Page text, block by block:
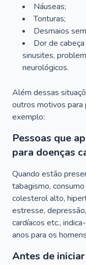
Náuseas;
Tonturas;
Desmaios
Dor de
sinusites,
neurológicos.
Além dessas
outros motivos para
exemplo:
Pessoas que
para doenças
Quando estão
tabagismo,
colesterol alto,
estresse,
cardíacos etc.,
anos para os
Antes de